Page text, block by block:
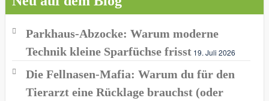
Parkhaus-Abzocke: Warum moderne
Technik kleine Sparfüchse frisst 19. Juli 2026
Die Fellnasen-Mafia: Warum du für den
Tierarzt eine Rücklage brauchst (oder